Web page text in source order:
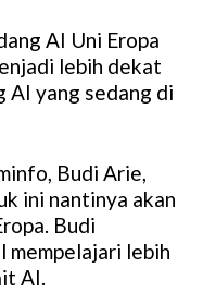
AI Uni Eropa
lebih dekat
AI yang sedang di
Budi Arie,
ini nantinya akan
Budi
mempelajari lebih
AI.